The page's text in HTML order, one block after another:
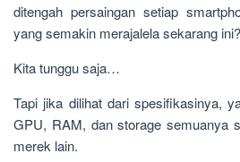
ditengah persaingan setiap
yang semakin merajalela sekarang ini?
Kita tunggu saja…
Tapi jika dilihat dari spesifikasinya,
GPU, RAM, dan storage semuanya
merek lain.